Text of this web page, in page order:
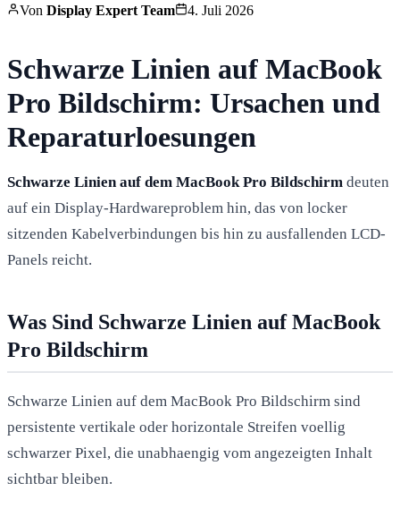
Von Display Expert Team 4. Juli 2026
Schwarze Linien auf MacBook
Pro Bildschirm: Ursachen und
Reparaturloesungen
Schwarze Linien auf dem MacBook Pro Bildschirm deuten
auf ein Display-Hardwareproblem hin, das von locker
sitzenden Kabelverbindungen bis hin zu ausfallenden LCD-
Panels reicht.
Was Sind Schwarze Linien auf MacBook
Pro Bildschirm
Schwarze Linien auf dem MacBook Pro Bildschirm sind
persistente vertikale oder horizontale Streifen voellig
schwarzer Pixel, die unabhaengig vom angezeigten Inhalt
sichtbar bleiben.